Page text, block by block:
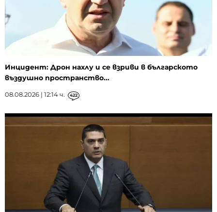
Инцидент: Дрон нахлу и се взриви в българското
въздушно пространство...
08.08.2026 | 12:14 ч. 422